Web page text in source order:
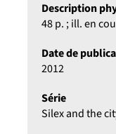
Description
48 p. ; ill. en
Date de
2012
Série
Silex and the